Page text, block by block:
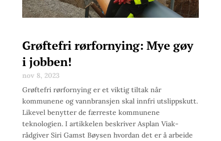
Grøftefri rørfornying: Mye gøy
i jobben!
nov 8, 2023
Grøftefri rørfornying er et viktig tiltak når
kommunene og vannbransjen skal innfri utslippskutt.
Likevel benytter de færreste kommunene
teknologien. I artikkelen beskriver Asplan Viak-
rådgiver Siri Gamst Bøysen hvordan det er å arbeide